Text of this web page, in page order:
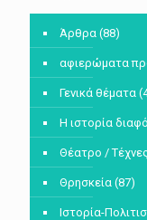
Άρθρα (88)
αφιερώματα
Γενικά θέματα
Η ιστορία
Θέατρο /
Θρησκεία (87)
Ιστορία-